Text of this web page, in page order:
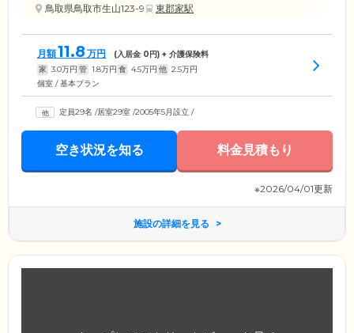
鳥取県鳥取市生山123-9 東郡家駅
月額11.8 万円 (入居金 0円) + 介護保険料
家 3.0万円 管 1.8万円 食 4.5万円 他 2.5万円
個室 / 基本プラン
定員29名 /居室29室 /2005年5月設立 /
空き状況を知る 料金見積もり
※2026/04/01更新
施設の詳細を見る